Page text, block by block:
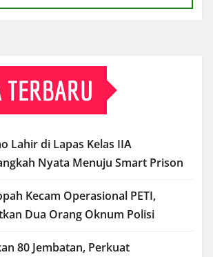
Lahir di Lapas Kelas IIA
Nyata Menuju Smart Prison
Kecam Operasional PETI,
Dua Orang Oknum Polisi
80 Jembatan, Perkuat